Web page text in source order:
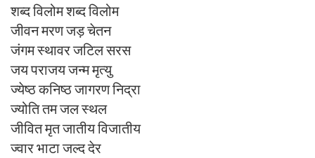
शब्द विलोम शब्द विलोम
जीवन मरण जड़ चेतन
जंगम स्थावर जटिल सरस
जय पराजय जन्म मृत्यु
ज्येष्ठ कनिष्ठ जागरण निद्रा
ज्योति तम जल स्थल
जीवित मृत जातीय विजातीय
ज्वार भाटा जल्द देर